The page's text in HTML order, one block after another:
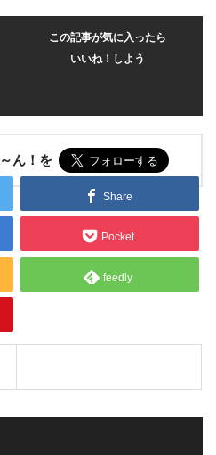
この記事が気に入ったら
いいね！しよう
ん！を
Share
Pocket
feedly